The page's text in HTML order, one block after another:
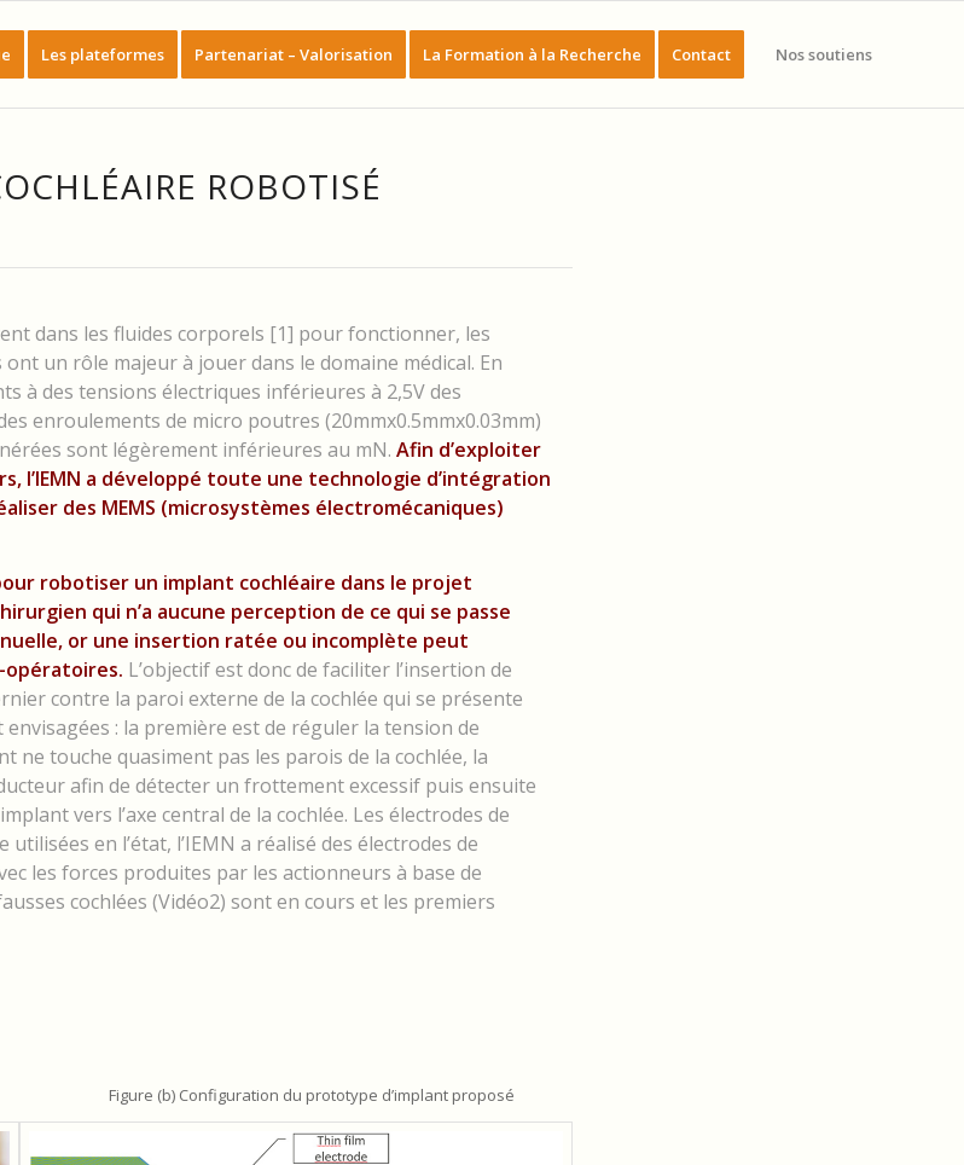
Les plateformes Partenariat – Valorisation La Formation à la Recherche Contact Nos soutiens
ROBOTISÉ
dans les fluides corporels [1] pour fonctionner, les
un rôle majeur à jouer dans le domaine médical. En
à des tensions électriques inférieures à 2,5V des
enroulements de micro poutres (20mmx0.5mmx0.03mm)
sont légèrement inférieures au mN. Afin d’exploiter
l’IEMN a développé toute une technologie d’intégration
des MEMS (microsystèmes électromécaniques)
robotiser un implant cochléaire dans le projet
qui n’a aucune perception de ce qui se passe
or une insertion ratée ou incomplète peut
opératoires. L’objectif est donc de faciliter l’insertion de
contre la paroi externe de la cochlée qui se présente
: la première est de réguler la tension de
ne touche quasiment pas les parois de la cochlée, la
afin de détecter un frottement excessif puis ensuite
vers l’axe central de la cochlée. Les électrodes de
en l’état, l’IEMN a réalisé des électrodes de
les forces produites par les actionneurs à base de
cochlées (Vidéo2) sont en cours et les premiers
Figure (b) Configuration du prototype d’implant proposé